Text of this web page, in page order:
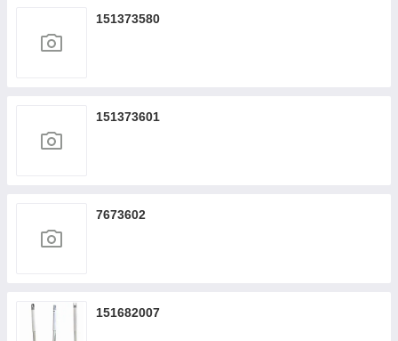
151373580
151373601
7673602
151682007